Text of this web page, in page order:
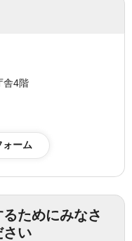
舎4階
ためにみなさ
さい